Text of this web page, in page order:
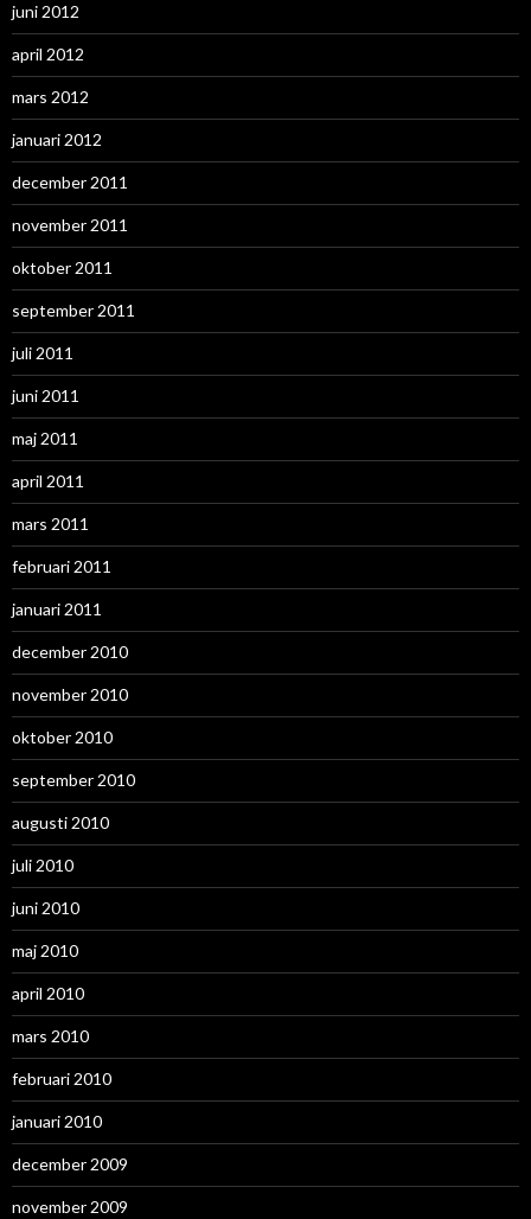
juni 2012
april 2012
mars 2012
januari 2012
december 2011
november 2011
oktober 2011
september 2011
juli 2011
juni 2011
maj 2011
april 2011
mars 2011
februari 2011
januari 2011
december 2010
november 2010
oktober 2010
september 2010
augusti 2010
juli 2010
juni 2010
maj 2010
april 2010
mars 2010
februari 2010
januari 2010
december 2009
november 2009